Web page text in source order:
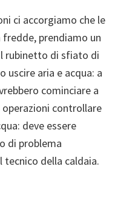
ci accorgiamo che le
prendiamo un
rubinetto di sfiato di
uscire aria e acqua: a
cominciare a
controllare
deve essere
di problema
della caldaia.